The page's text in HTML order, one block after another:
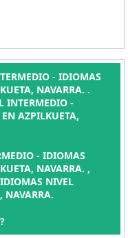
- IDIOMAS
NAVARRA. .
INTERMEDIO -
AZPILKUETA,
- IDIOMAS
NAVARRA. ,
NIVEL
NAVARRA.